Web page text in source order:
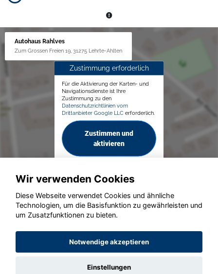
Autohaus Rahlves
Zum Grossen Freien 19, 31275 Lehrte-Ahlten
Zustimmung erforderlich
Für die Aktivierung der Karten- und
Navigationsdienste ist Ihre
Zustimmung zu den
Datenschutzrichtlinien vom
Drittanbieter Google LLC erforderlich.
Zustimmen und
aktivieren
© konjunkturmotor.de GmbH 2020 - 2026
Wir verwenden Cookies
Diese Webseite verwendet Cookies und ähnliche
Technologien, um die Basisfunktion zu gewährleisten und
um Zusatzfunktionen zu bieten.
Notwendige akzeptieren
Einstellungen